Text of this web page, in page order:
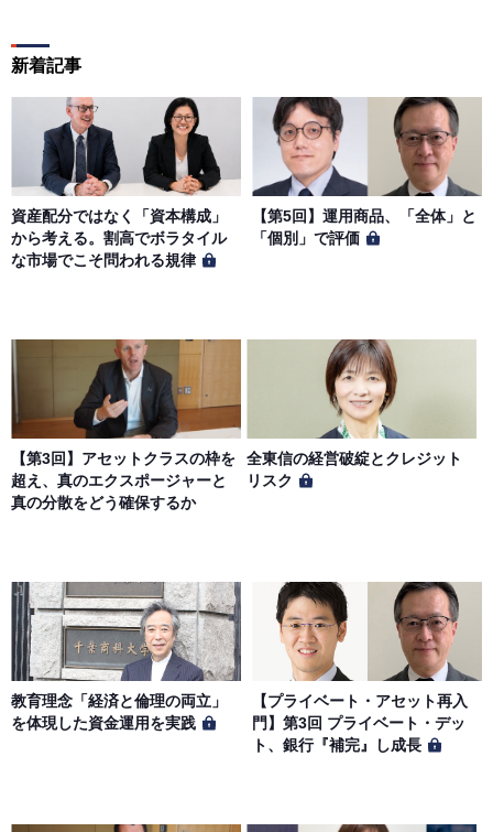
新着記事
資産配分ではなく「資本構成」
から考える。割高でボラタイル
な市場でこそ問われる規律
【第5回】運用商品、「全体」と
「個別」で評価
【第3回】アセットクラスの枠を
超え、真のエクスポージャーと
真の分散をどう確保するか
全東信の経営破綻とクレジット
リスク
教育理念「経済と倫理の両立」
を体現した資金運用を実践
【プライベート・アセット再入
門】第3回 プライベート・デッ
ト、銀行『補完』し成長